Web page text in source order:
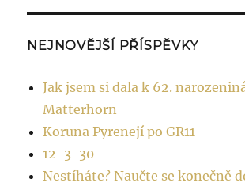
NEJNOVĚJŠÍ PŘÍSPĚVKY
Jak jsem si dala k 62.
Matterhorn
Koruna Pyrenejí po GR11
12-3-30
Nestíháte? Naučte se konečně